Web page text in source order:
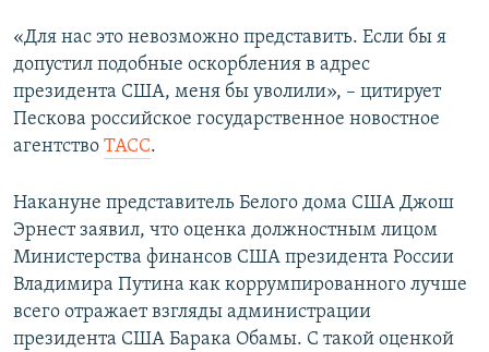
«Для нас это невозможно представить. Если бы я
допустил подобные оскорбления в адрес
президента США, меня бы уволили», – цитирует
Пескова российское государственное новостное
агентство ТАСС.
Накануне представитель Белого дома США Джош
Эрнест заявил, что оценка должностным лицом
Министерства финансов США президента России
Владимира Путина как коррумпированного лучше
всего отражает взгляды администрации
президента США Барака Обамы. С такой оценкой